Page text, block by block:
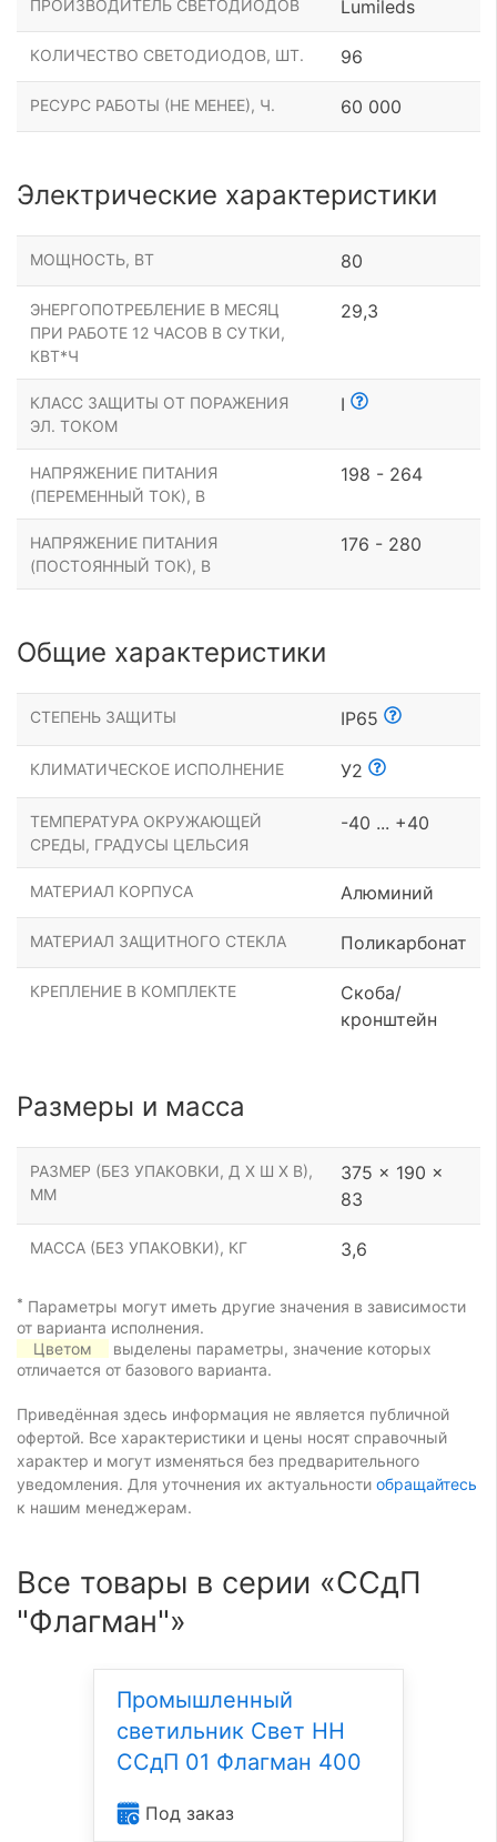
ПРОИЗВОДИТЕЛЬ СВЕТОДИОДОВ Lumileds
КОЛИЧЕСТВО СВЕТОДИОДОВ, ШТ. 96
РЕСУРС РАБОТЫ (НЕ МЕНЕЕ), Ч. 60 000
Электрические характеристики
МОЩНОСТЬ, ВТ 80
ЭНЕРГОПОТРЕБЛЕНИЕ В МЕСЯЦ
ПРИ РАБОТЕ 12 ЧАСОВ В СУТКИ,
КВТ*Ч
29,3
КЛАСС ЗАЩИТЫ ОТ ПОРАЖЕНИЯ
ЭЛ. ТОКОМ
I
НАПРЯЖЕНИЕ ПИТАНИЯ
(ПЕРЕМЕННЫЙ ТОК), В
198 - 264
НАПРЯЖЕНИЕ ПИТАНИЯ
(ПОСТОЯННЫЙ ТОК), В
176 - 280
Общие характеристики
СТЕПЕНЬ ЗАЩИТЫ IP65
КЛИМАТИЧЕСКОЕ ИСПОЛНЕНИЕ У2
ТЕМПЕРАТУРА ОКРУЖАЮЩЕЙ
СРЕДЫ, ГРАДУСЫ ЦЕЛЬСИЯ
-40 ... +40
МАТЕРИАЛ КОРПУСА Алюминий
МАТЕРИАЛ ЗАЩИТНОГО СТЕКЛА Поликарбонат
КРЕПЛЕНИЕ В КОМПЛЕКТЕ
Скоба/
кронштейн
Размеры и масса
РАЗМЕР (БЕЗ УПАКОВКИ, Д Х Ш Х В),
ММ
375 x 190 x
83
МАССА (БЕЗ УПАКОВКИ), КГ 3,6
* Параметры могут иметь другие значения в зависимости
от варианта исполнения.
Цветом
выделены параметры, значение которых
отличается от базового варианта.
Приведённая здесь информация не является публичной
офертой. Все характеристики и цены носят справочный
характер и могут изменяться без предварительного
уведомления. Для уточнения их актуальности обращайтесь
к нашим менеджерам.
Все товары в серии «ССдП
"Флагман"»
Промышленный
светильник Свет НН
ССдП 01 Флагман 400
Под заказ